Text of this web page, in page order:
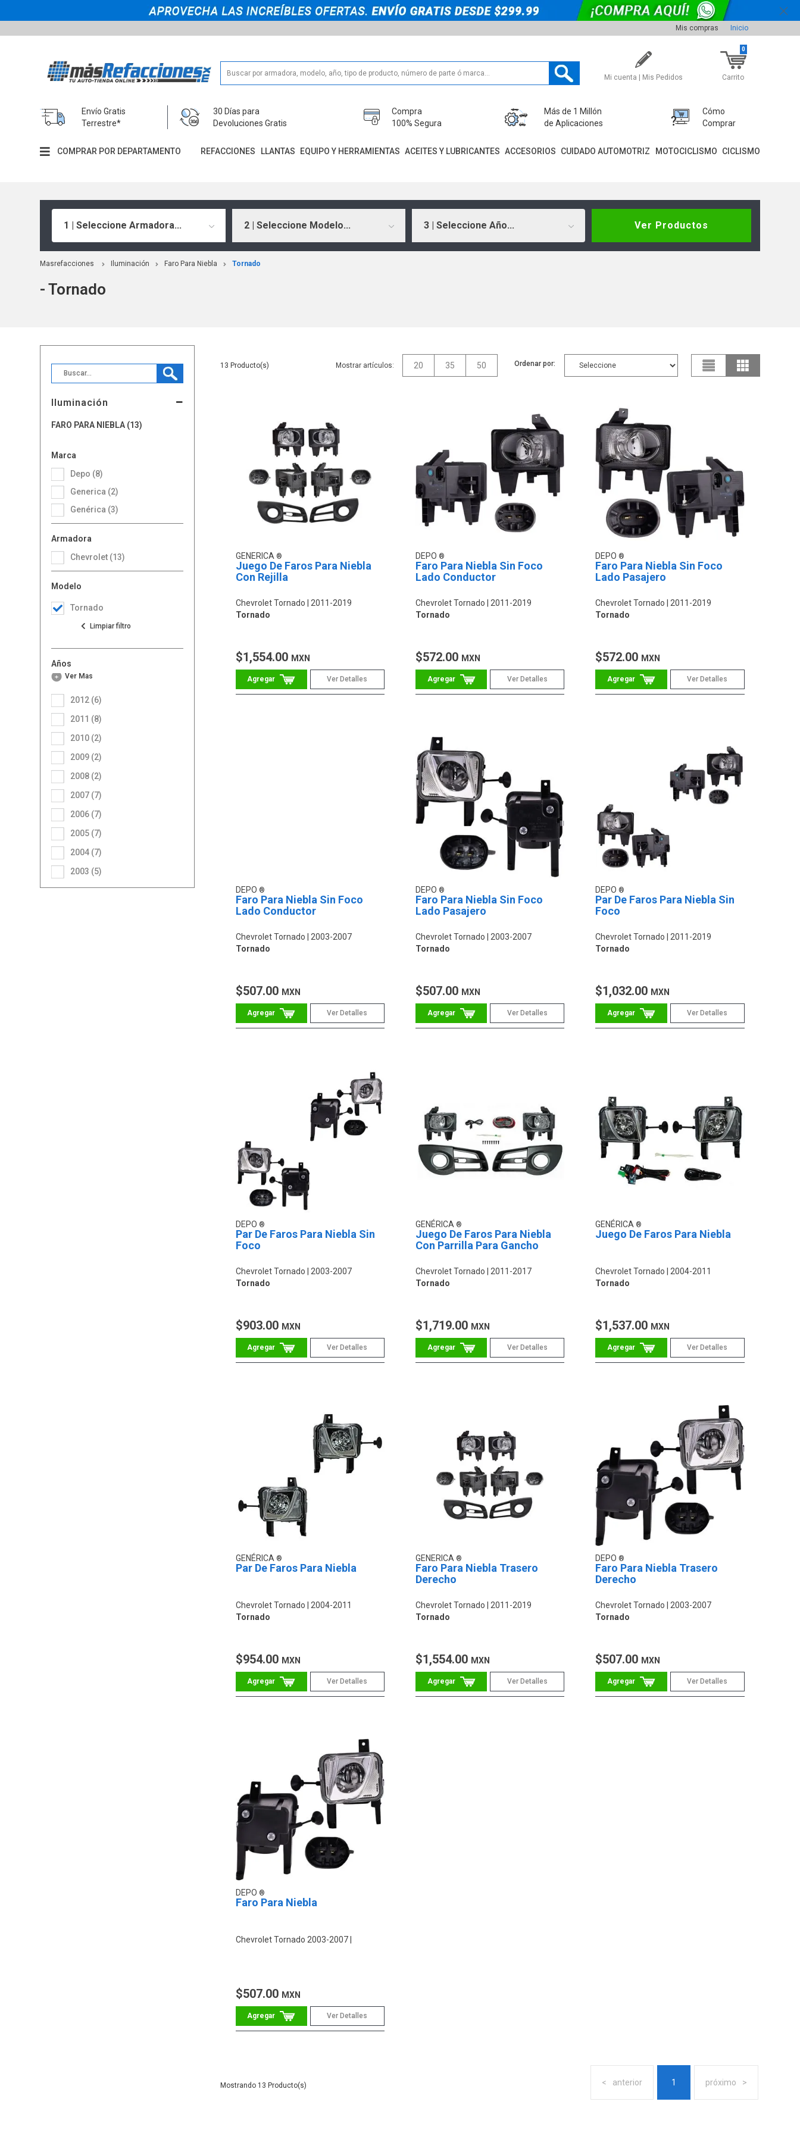
Mis compras Inicio
Mi cuenta | Mis Pedidos Carrito
0
Envío Gratis
Terrestre*
30 Días para
Devoluciones Gratis
Compra
100% Segura
Más de 1 Millón
de Aplicaciones
Cómo
Comprar
COMPRAR POR DEPARTAMENTO REFACCIONES LLANTAS EQUIPO Y HERRAMIENTAS ACEITES Y LUBRICANTES ACCESORIOS CUIDADO AUTOMOTRIZ MOTOCICLISMO CICLISMO
1 | Seleccione Armadora... 2 | Seleccione Modelo... 3 | Seleccione Año... Ver Productos
Masrefacciones Iluminación Faro Para Niebla Tornado
- Tornado
Iluminación
FARO PARA NIEBLA (13)
Marca
Depo (8)
Generica (2)
Genérica (3)
Armadora
Chevrolet (13)
Modelo
Tornado
Años
2003 (5)
2004 (7)
2005 (7)
2006 (7)
2007 (7)
2008 (2)
2009 (2)
2010 (2)
2011 (8)
2012 (6)
Ver Más
13 Mostrar artículos: 20 35 50 Ordenar por:
GENERICA
Juego De Faros Para Niebla
Con Rejilla
Chevrolet Tornado
2011-2019
Tornado
$1,554.00 MXN
Ver Detalles
DEPO
Faro Para Niebla Sin Foco
Lado Conductor
Chevrolet Tornado
2011-2019
Tornado
$572.00 MXN
Ver Detalles
DEPO
Faro Para Niebla Sin Foco
Lado Pasajero
Chevrolet Tornado
2011-2019
Tornado
$572.00 MXN
Ver Detalles
DEPO
Faro Para Niebla Sin Foco
Lado Conductor
Chevrolet Tornado
2003-2007
Tornado
$507.00 MXN
Ver Detalles
DEPO
Faro Para Niebla Sin Foco
Lado Pasajero
Chevrolet Tornado
2003-2007
Tornado
$507.00 MXN
Ver Detalles
DEPO
Par De Faros Para Niebla Sin
Foco
Chevrolet Tornado
2011-2019
Tornado
$1,032.00 MXN
Ver Detalles
DEPO
Par De Faros Para Niebla Sin
Foco
Chevrolet Tornado
2003-2007
Tornado
$903.00 MXN
Ver Detalles
GENÉRICA
Juego De Faros Para Niebla
Con Parrilla Para Gancho
Chevrolet Tornado
2011-2017
Tornado
$1,719.00 MXN
Ver Detalles
GENÉRICA
Juego De Faros Para Niebla
Chevrolet Tornado
2004-2011
Tornado
$1,537.00 MXN
Ver Detalles
GENÉRICA
Par De Faros Para Niebla
Chevrolet Tornado
2004-2011
Tornado
$954.00 MXN
Ver Detalles
GENERICA
Faro Para Niebla Trasero
Derecho
Chevrolet Tornado
2011-2019
Tornado
$1,554.00 MXN
Ver Detalles
DEPO
Faro Para Niebla Trasero
Derecho
Chevrolet Tornado
2003-2007
Tornado
$507.00 MXN
Ver Detalles
DEPO
Faro Para Niebla
Chevrolet Tornado 2003-2007
$507.00 MXN
Ver Detalles
anterior 1 próximo
13